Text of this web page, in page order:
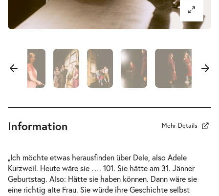
Der Koffer der Adele Kurzweil-
Mi.
31.03.2027
Mi. 31.03.2027
Ausverkauft
Do.
01.04.2027
10:30–12:10 Uhr
Ausverkauft
Der Koffer der Adele Kurzweil-
Information Mehr Details
„Ich möchte etwas herausfinden über Dele, also Adele
Kurzweil. Heute wäre sie …. 101. Sie hätte am 31. Jänner
Geburtstag. Also: Hätte sie haben können. Dann wäre sie
eine richtig alte Frau. Sie würde ihre Geschichte selbst